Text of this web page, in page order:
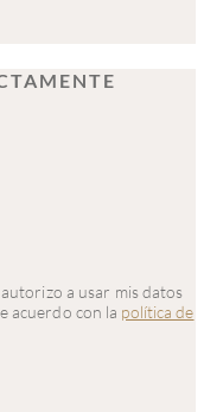
a usar mis datos
acuerdo con la política de